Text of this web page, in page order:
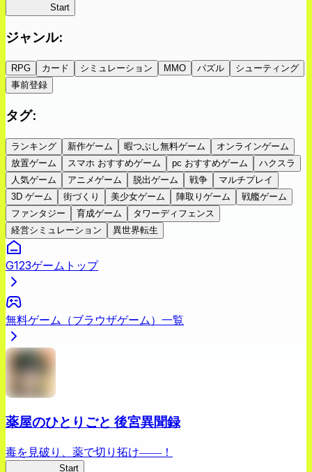
Start
ジャンル:
RPG カード シミュレーション MMO パズル
シューティング
事前登録
タグ:
ランキング 新作ゲーム 暇つぶし無料ゲーム
オンラインゲーム
放置ゲーム
スマホ おすすめゲーム pc おすすめゲーム
ハクスラ
人気ゲーム
アニメゲーム 脱出ゲーム 戦争
マルチプレイ
3D ゲーム
街づくり 美少女ゲーム 陣取りゲーム
戦艦ゲーム
ファンタジー
育成ゲーム
タワーディフェンス
経営シミュレーション
異世界転生
G123ゲームトップ
無料ゲーム（ブラウザゲーム）一覧
薬屋のひとりごと 後宮異聞録
毒を見破り、薬で切り拓け――！
Start